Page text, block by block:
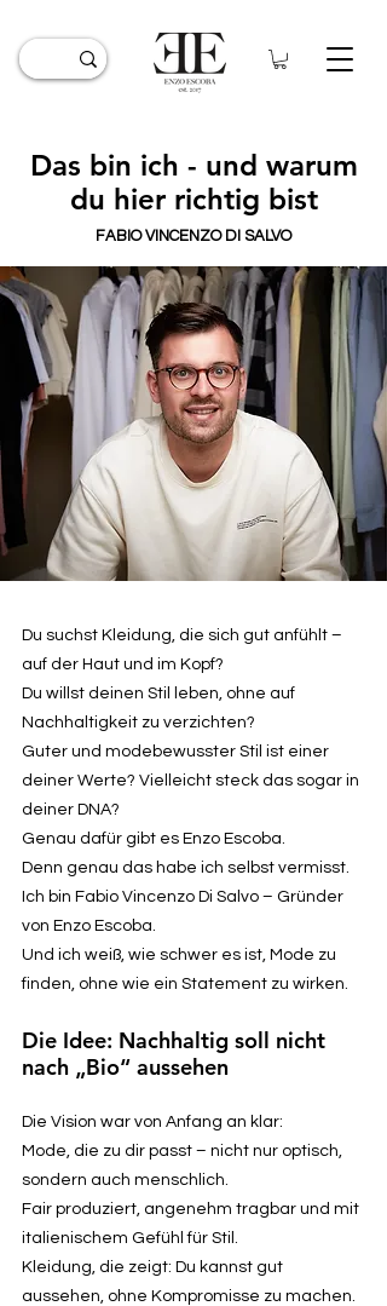
Das bin ich - und warum
du hier richtig bist
FABIO VINCENZO DI SALVO
Du suchst Kleidung, die sich gut anfühlt –
auf der Haut und im Kopf?
Du willst deinen Stil leben, ohne auf
Nachhaltigkeit zu verzichten?
Guter und modebewusster Stil ist einer
deiner Werte? Vielleicht steck das sogar in
deiner DNA?
Genau dafür gibt es Enzo Escoba.
Denn genau das habe ich selbst vermisst.
Ich bin Fabio Vincenzo Di Salvo – Gründer
von Enzo Escoba.
Und ich weiß, wie schwer es ist, Mode zu
finden, ohne wie ein Statement zu wirken.
Die Idee: Nachhaltig soll nicht
nach „Bio“ aussehen
Die Vision war von Anfang an klar:
Mode, die zu dir passt – nicht nur optisch,
sondern auch menschlich.
Fair produziert, angenehm tragbar und mit
italienischem Gefühl für Stil.
Kleidung, die zeigt: Du kannst gut
aussehen, ohne Kompromisse zu machen.